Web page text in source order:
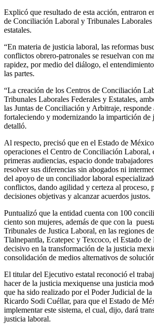
Explicó que resultado de esta acción, entraron
de Conciliación Laboral y Tribunales Laborales
estatales.
“En materia de justicia laboral, las reformas
conflictos obrero-patronales se resuelvan con
rapidez, por medio del diálogo, el
las partes.
“La creación de los Centros de Conciliación
Tribunales Laborales Federales y Estatales,
las Juntas de Conciliación y Arbitraje, responde
fortaleciendo y modernizando la impartición de
detalló.
Al respecto, precisó que en el Estado de
operaciones el Centro de Conciliación Laboral,
primeras audiencias, espacio donde
resolver sus diferencias sin abogados ni
del apoyo de un conciliador laboral
conflictos, dando agilidad y certeza al proceso,
decisiones objetivas y alcanzar acuerdos justos.
Puntualizó que la entidad cuenta con 100
ciento son mujeres, además de que con la
Tribunales de Justica Laboral, en las regiones
Tlalnepantla, Ecatepec y Texcoco, el Estado
decisivo en la transformación de la justicia
consolidación de medios alternativos de
El titular del Ejecutivo estatal reconoció el
hacer de la justicia mexiquense una justicia
que ha sido realizado por el Poder Judicial de
Ricardo Sodi Cuéllar, para que el Estado de
implementar este sistema, el cual, dijo, dará
justicia laboral.